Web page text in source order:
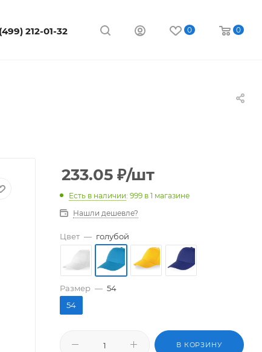
212-01-32 0 0
233.05 ₽/шт
Есть в наличии: 999 в 1 магазине
Нашли дешевле?
Цвет — голубой
Размер — 54
54
В КОРЗИНУ